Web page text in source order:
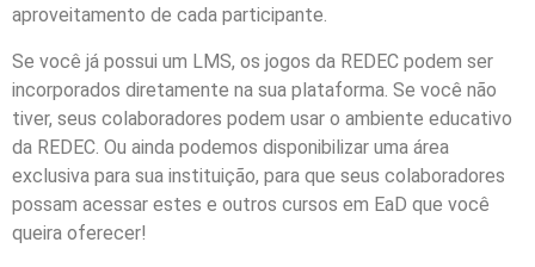
aproveitamento de cada participante.
Se você já possui um LMS, os jogos da REDEC podem ser
incorporados diretamente na sua plataforma. Se você não
tiver, seus colaboradores podem usar o ambiente educativo
da REDEC. Ou ainda podemos disponibilizar uma área
exclusiva para sua instituição, para que seus colaboradores
possam acessar estes e outros cursos em EaD que você
queira oferecer!